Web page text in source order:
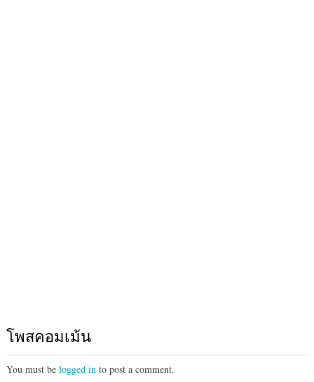
โพสคอมเม้น
You must be logged into post a comment.